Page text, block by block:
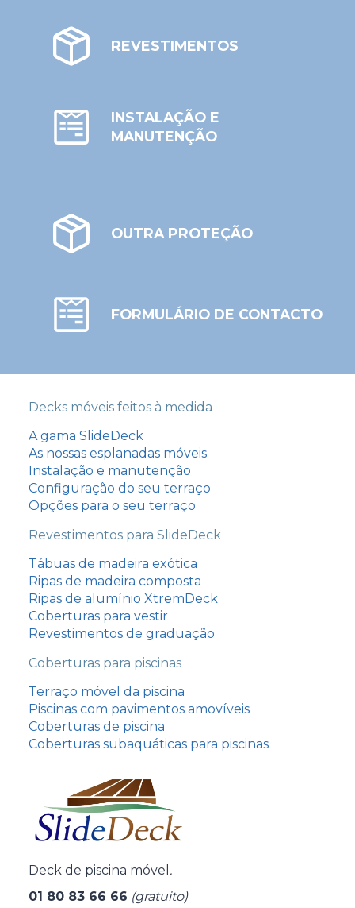
REVESTIMENTOS
INSTALAÇÃO E
MANUTENÇÃO
OUTRA PROTEÇÃO
FORMULÁRIO DE CONTACTO
Decks móveis feitos à medida
A gama SlideDeck
As nossas esplanadas móveis
Instalação e manutenção
Configuração do seu terraço
Opções para o seu terraço
Revestimentos para SlideDeck
Tábuas de madeira exótica
Ripas de madeira composta
Ripas de alumínio XtremDeck
Coberturas para vestir
Revestimentos de graduação
Coberturas para piscinas
Terraço móvel da piscina
Piscinas com pavimentos amovíveis
Coberturas de piscina
Coberturas subaquáticas para piscinas
Deck de piscina móvel .
01 80 83 66 66 (gratuito)
Italiano
עִבְרִית